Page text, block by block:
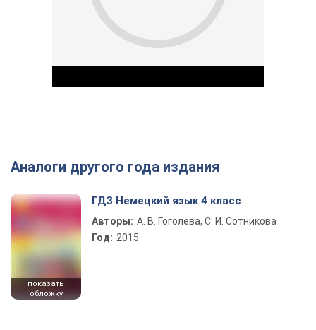
Play Video
Аналоги другого года издания
показать
обложку
ГДЗ Немецкий язык 4 класс
Авторы: А. В. Гоголева, С. И. Сотникова
Год: 2015